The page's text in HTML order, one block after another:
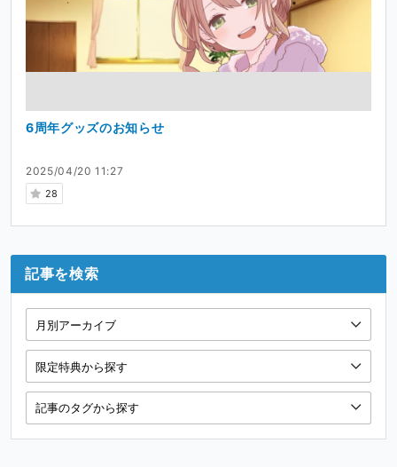
2025/04/20 11:27
28
6周年グッズのお知らせ
記事を検索